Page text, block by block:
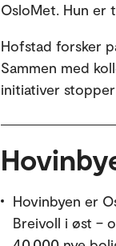
OsloMet. Hun er
Hofstad forsker
Sammen med
initiativer
Hovinbyen er
Breivoll i øst –